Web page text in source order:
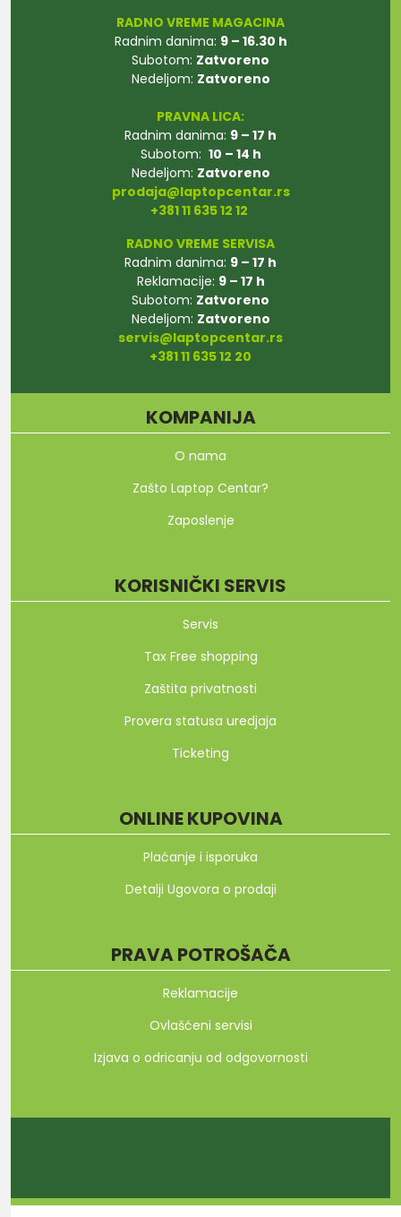
RADNO VREME MAGACINA
Radnim danima: 9 – 16.30 h
Subotom: Zatvoreno
Nedeljom: Zatvoreno
PRAVNA LICA:
Radnim danima: 9 – 17 h
Subotom: 10 – 14 h
Nedeljom: Zatvoreno
prodaja@laptopcentar.rs
+381 11 635 12 12
RADNO VREME SERVISA
Radnim danima: 9 – 17 h
Reklamacije: 9 – 17 h
Subotom: Zatvoreno
Nedeljom: Zatvoreno
servis@laptopcentar.rs
+381 11 635 12 20
KOMPANIJA
O nama
Zašto Laptop Centar?
Zaposlenje
KORISNIČKI SERVIS
Servis
Tax Free shopping
Zaštita privatnosti
Provera statusa uredjaja
Ticketing
ONLINE KUPOVINA
Plaćanje i isporuka
Detalji Ugovora o prodaji
PRAVA POTROŠAČA
Reklamacije
Ovlašćeni servisi
Izjava o odricanju od odgovornosti